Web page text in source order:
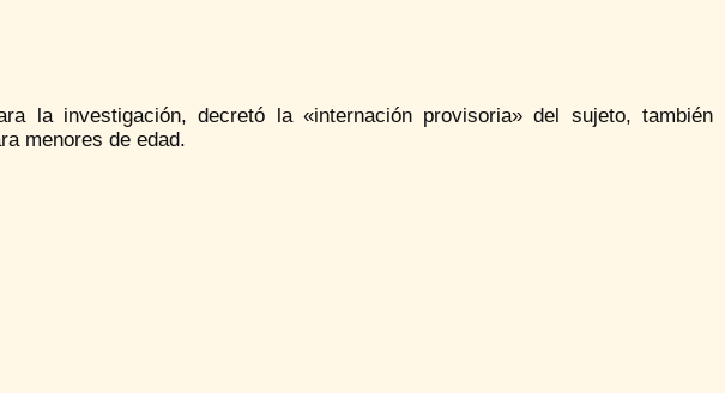
la investigación, decretó la «internación provisoria» del sujeto, también
menores de edad.